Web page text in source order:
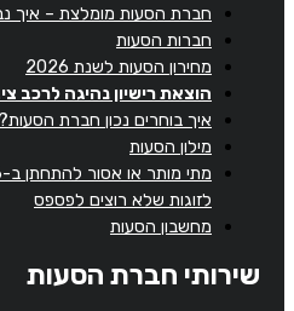
חברת הסעות מומלצת – איך
חברות הסעות
מחירון הסעות לשנת 2026
הוצאת רישיון נהיגה לרכב
איך בוחרים נכון חברת הסעות?
מילון הסעות
לזוגות שלא רוצים לפספס
מחשבון הסעות
שירותי חברת הסעות